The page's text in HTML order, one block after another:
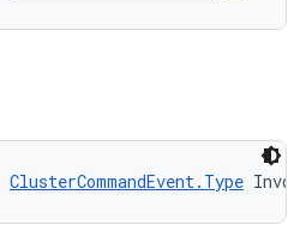
ClusterCommandEvent.Type